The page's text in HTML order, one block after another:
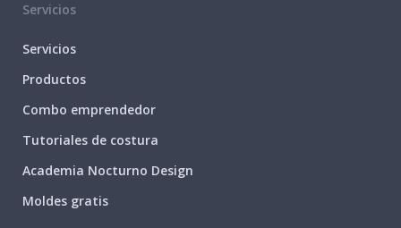
Servicios
Servicios
Productos
Combo emprendedor
Tutoriales de costura
Academia Nocturno Design
Moldes gratis